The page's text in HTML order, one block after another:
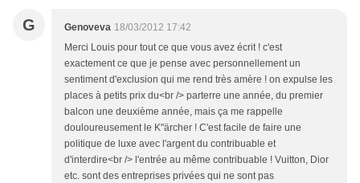
G Genoveva 18/03/2012 17:42
Merci Louis pour tout ce que vous avez écrit ! c'est
exactement ce que je pense avec personnellement un
sentiment d'exclusion qui me rend très amère ! on expulse les
places à petits prix du<br /> parterre une année, du premier
balcon une deuxième année, mais ça me rappelle
douloureusement le K"ärcher ! C'est facile de faire une
politique de luxe avec l'argent du contribuable et
d'interdire<br /> l'entrée au même contribuable ! Vuitton, Dior
etc. sont des entreprises privées qui ne sont pas